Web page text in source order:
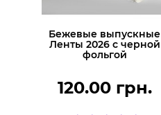
Бежевые выпускные
Ленты 2026 с черной
фольгой
120.00 грн.